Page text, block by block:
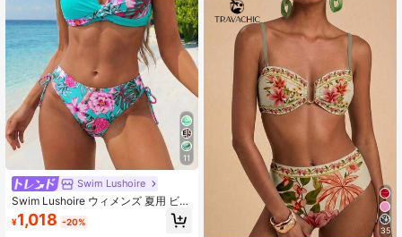
11
Swim Lushoire
Swim Lushoire ウィメンズ 夏用 ビー
チフラワー柄 ビキニセット、ツイス
トノットディテール、ランダムプリ
¥1,018 -20%
35